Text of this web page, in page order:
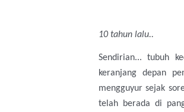
10 tahun lalu..
Sendirian... tubuh
keranjang depan
mengguyur sejak s
telah berada di